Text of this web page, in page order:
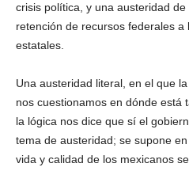
crisis política, y una austeridad
retención de recursos federales
estatales.
Una austeridad literal, en el que
nos cuestionamos en dónde está
la lógica nos dice que sí el
tema de austeridad; se supone
vida y calidad de los mexicanos